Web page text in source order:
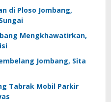
di Ploso Jombang,
Mengkhawatirkan,
Jombang, Sita
Tabrak Mobil Parkir